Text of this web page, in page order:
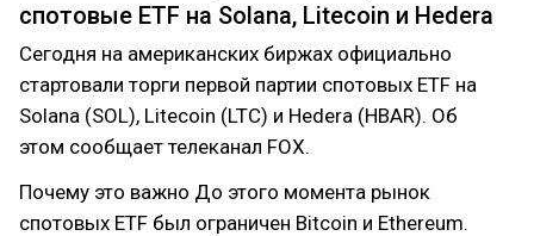
спотовые ETF на Solana, Litecoin и Hedera
Сегодня на американских биржах официально
стартовали торги первой партии спотовых ETF на
Solana (SOL), Litecoin (LTC) и Hedera (HBAR). Об
этом сообщает телеканал FOX.
Почему это важно До этого момента рынок
спотовых ETF был ограничен Bitcoin и Ethereum.